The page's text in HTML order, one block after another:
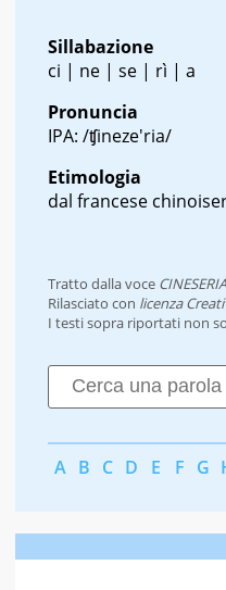
Sillabazione
ci | ne | se | rì | a
Pronuncia
IPA: /ʧineze'ria/
Etimologia
dal francese
Tratto dalla voce CINESERIA
Rilasciato con licenza
I testi sopra riportati non
A B C D E F G